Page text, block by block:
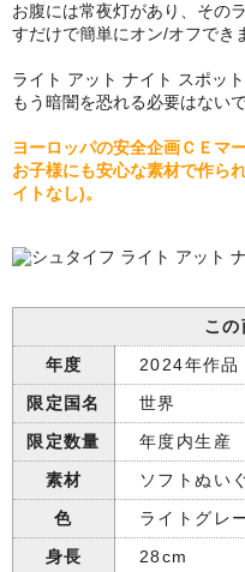
お腹には常夜灯があり、その
すだけで簡単にオン/オフでき
ライト アット ナイト スポッ
もう暗闇を恐れる必要はないで
ヨーロッパの安全企画ＣＥマ
お子様にも安心な素材で作ら
イトなし)。
この
年度
2024年作品
限定国名
世界
限定数量
年度内生産
素材
ソフトぬい
色
ライトグレ
身長
28cm